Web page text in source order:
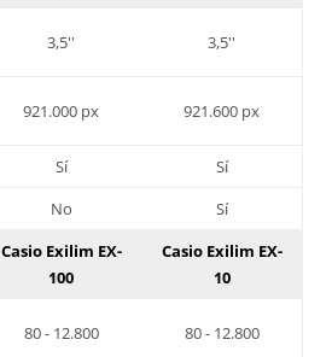
3,5'' 3,5''
921.000 px 921.600 px
Sí
Sí
No Sí
Casio Exilim EX-
100
Casio Exilim EX-
10
80 - 12.800 80 - 12.800